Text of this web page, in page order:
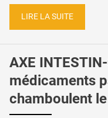
LIRE LA SUITE
AXE
médicaments
chamboulent